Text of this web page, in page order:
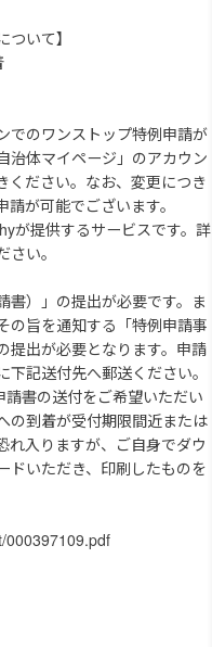
いて】
でのワンストップ特例申請が
治体マイページ」のアカウン
ください。なお、変更につき
が可能でございます。
が提供するサービスです。詳
い。
書）」の提出が必要です。ま
の旨を通知する「特例申請事
提出が必要となります。申請
記送付先へ郵送ください。
書の送付をご希望いただい
の到着が受付期限間近または
れ入りますが、ご自身でダウ
ドいただき、印刷したものを
000397109.pdf